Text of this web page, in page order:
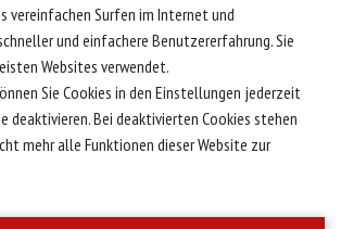
vereinfachen Surfen im Internet und
und einfachere Benutzererfahrung. Sie
Websites verwendet.
Sie Cookies in den Einstellungen jederzeit
deaktivieren. Bei deaktivierten Cookies stehen
mehr alle Funktionen dieser Website zur